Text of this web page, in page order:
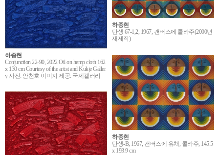
하종현
Conjunction 22-90, 2022 Oil on hemp cloth 162
x 130 cm Courtesy of the artist and Kukje Galler
y 사진: 안천호 이미지 제공: 국제갤러리
하종현
탄생 67-1,2, 1967, 캔버스에 콜라주(2000년
재제작)
하종현
탄생-B, 1967, 캔버스에 유채, 콜라주, 145.5
x 193.9 cm